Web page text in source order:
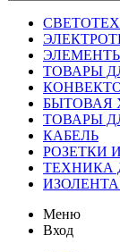
ТОВАРЫ
БЫТОВАЯ
ТОВАРЫ
КАБЕЛЬ
РОЗЕТКИ
ТЕХНИКА
Меню
Вход